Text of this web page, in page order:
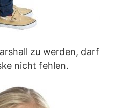
zu werden, darf
nicht fehlen.